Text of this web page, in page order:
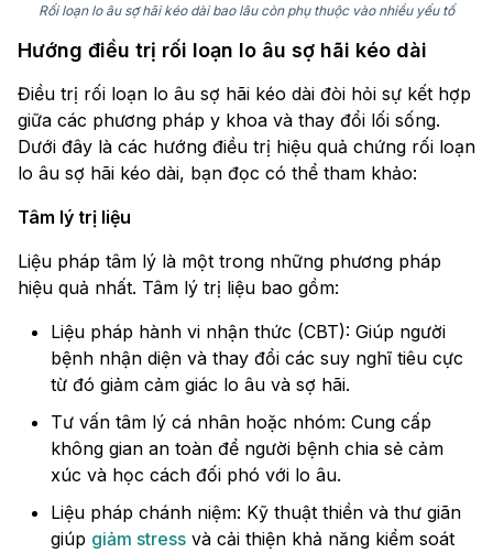
Rối loạn lo âu sợ hãi kéo dài bao lâu còn phụ thuộc vào nhiều yếu tố
Hướng điều trị rối loạn lo âu sợ hãi kéo dài
Điều trị rối loạn lo âu sợ hãi kéo dài đòi hỏi sự kết hợp
giữa các phương pháp y khoa và thay đổi lối sống.
Dưới đây là các hướng điều trị hiệu quả chứng rối loạn
lo âu sợ hãi kéo dài, bạn đọc có thể tham khảo:
Tâm lý trị liệu
Liệu pháp tâm lý là một trong những phương pháp
hiệu quả nhất. Tâm lý trị liệu bao gồm:
Liệu pháp hành vi nhận thức (CBT): Giúp người
bệnh nhận diện và thay đổi các suy nghĩ tiêu cực
từ đó giảm cảm giác lo âu và sợ hãi.
Tư vấn tâm lý cá nhân hoặc nhóm: Cung cấp
không gian an toàn để người bệnh chia sẻ cảm
xúc và học cách đối phó với lo âu.
Liệu pháp chánh niệm: Kỹ thuật thiền và thư giãn
giúp giảm stress và cải thiện khả năng kiểm soát